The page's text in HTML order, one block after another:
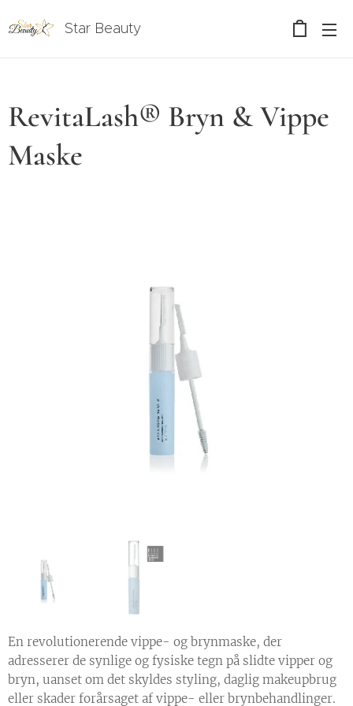
Star Beauty
RevitaLash® Bryn & Vippe
Maske
En revolutionerende vippe- og brynmaske, der
adresserer de synlige og fysiske tegn på slidte vipper og
bryn, uanset om det skyldes styling, daglig makeupbrug
eller skader forårsaget af vippe- eller brynbehandlinger.